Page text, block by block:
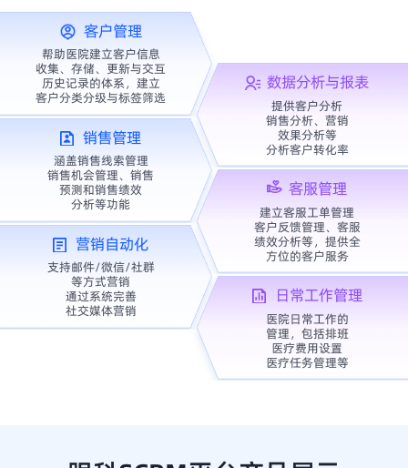
客户管理
帮助医院建立客户信息
收集、存储、更新与交互
历史记录的体系，建立
客户分类分级与标签筛选
销售管理
涵盖销售线索管理
销售机会管理、销售
预测和销售绩效
分析等功能
营销自动化
支持邮件/微信/社群
等方式营销
通过系统完善
社交媒体营销
数据分析与报表
提供客户分析
销售分析、营销
效果分析等
分析客户转化率
客服管理
建立客服工单管理
客户反馈管理、客服
绩效分析等，提供全
方位的客户服务
日常工作管理
医院日常工作的
管理，包括排班
医疗费用设置
医疗任务管理等